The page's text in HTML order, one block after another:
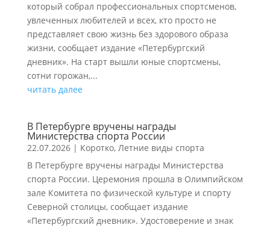
который собрал профессиональных спортсменов,
увлеченных любителей и всех, кто просто не
представляет свою жизнь без здорового образа
жизни, сообщает издание «Петербургский
дневник». На старт вышли юные спортсмены,
сотни горожан,...
читать далее
В Петербурге вручены награды
Министерства спорта России
22.07.2026| Коротко, Летние виды спорта
В Петербурге вручены награды Министерства
спорта России. Церемония прошла в Олимпийском
зале Комитета по физической культуре и спорту
Северной столицы, сообщает издание
«Петербургский дневник». Удостоверение и знак